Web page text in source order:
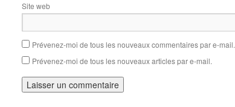
Site web
Prévenez-moi de tous les nouveaux commentaires par e-mail.
Prévenez-moi de tous les nouveaux articles par e-mail.